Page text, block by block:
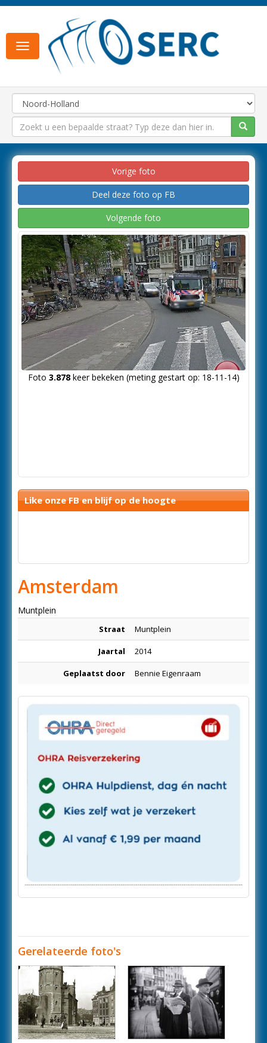
Toggle
navigation
Vorige foto
Deel deze foto op FB
Volgende foto
Foto 3.878keer bekeken (meting gestart op: 18-11-14)
Like onze FB en blijf op de hoogte
Amsterdam
Muntplein
Straat Muntplein
Jaartal 2014
Geplaatst door Bennie Eigenraam
Gerelateerde foto's